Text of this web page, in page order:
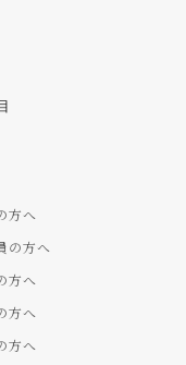
方へ
の方へ
方へ
方へ
方へ